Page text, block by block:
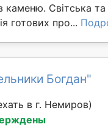
каменю. Світська
готових про...
Богдан"
в г. Немиров)